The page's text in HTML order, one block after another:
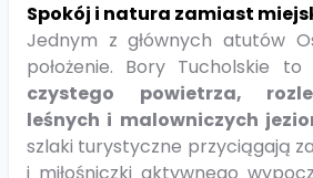
Spokój i natura zamiast
Jednym z głównych atutów
położenie. Bory Tucholskie
czystego powietrza,
leśnych i malowniczych
szlaki turystyczne przyciągają